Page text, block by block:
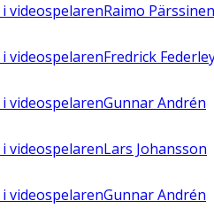
i videospelarenRaimo Pärssinen
i videospelarenFredrick
i videospelarenGunnar Andrén
i videospelarenLars Johansson
i videospelarenGunnar Andrén